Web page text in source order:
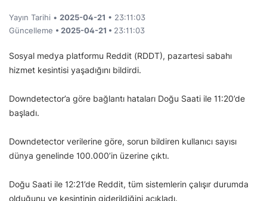
Yayın Tarihi • 2025-04-21 • 23:11:03
Güncelleme • 2025-04-21 • 23:11:03
Sosyal medya platformu Reddit (RDDT), pazartesi sabahı
hizmet kesintisi yaşadığını bildirdi.
Downdetector’a göre bağlantı hataları Doğu Saati ile 11:20’de
başladı.
Downdetector verilerine göre, sorun bildiren kullanıcı sayısı
dünya genelinde 100.000’in üzerine çıktı.
Doğu Saati ile 12:21’de Reddit, tüm sistemlerin çalışır durumda
olduğunu ve kesintinin giderildiğini açıkladı.